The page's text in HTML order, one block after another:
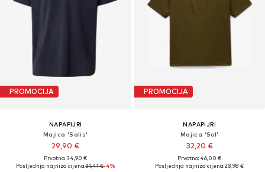
PROMOCIJA
NAPAPIJRI
Majica 'Salis'
29,90 €
Prvotno: 34,90 €
Posljednja najniža cijena:31,41 €-4%
PROMOCIJA
NAPAPIJRI
Majica 'Sol'
32,20 €
Prvotno: 46,00 €
Posljednja najniža cijena:28,98 €